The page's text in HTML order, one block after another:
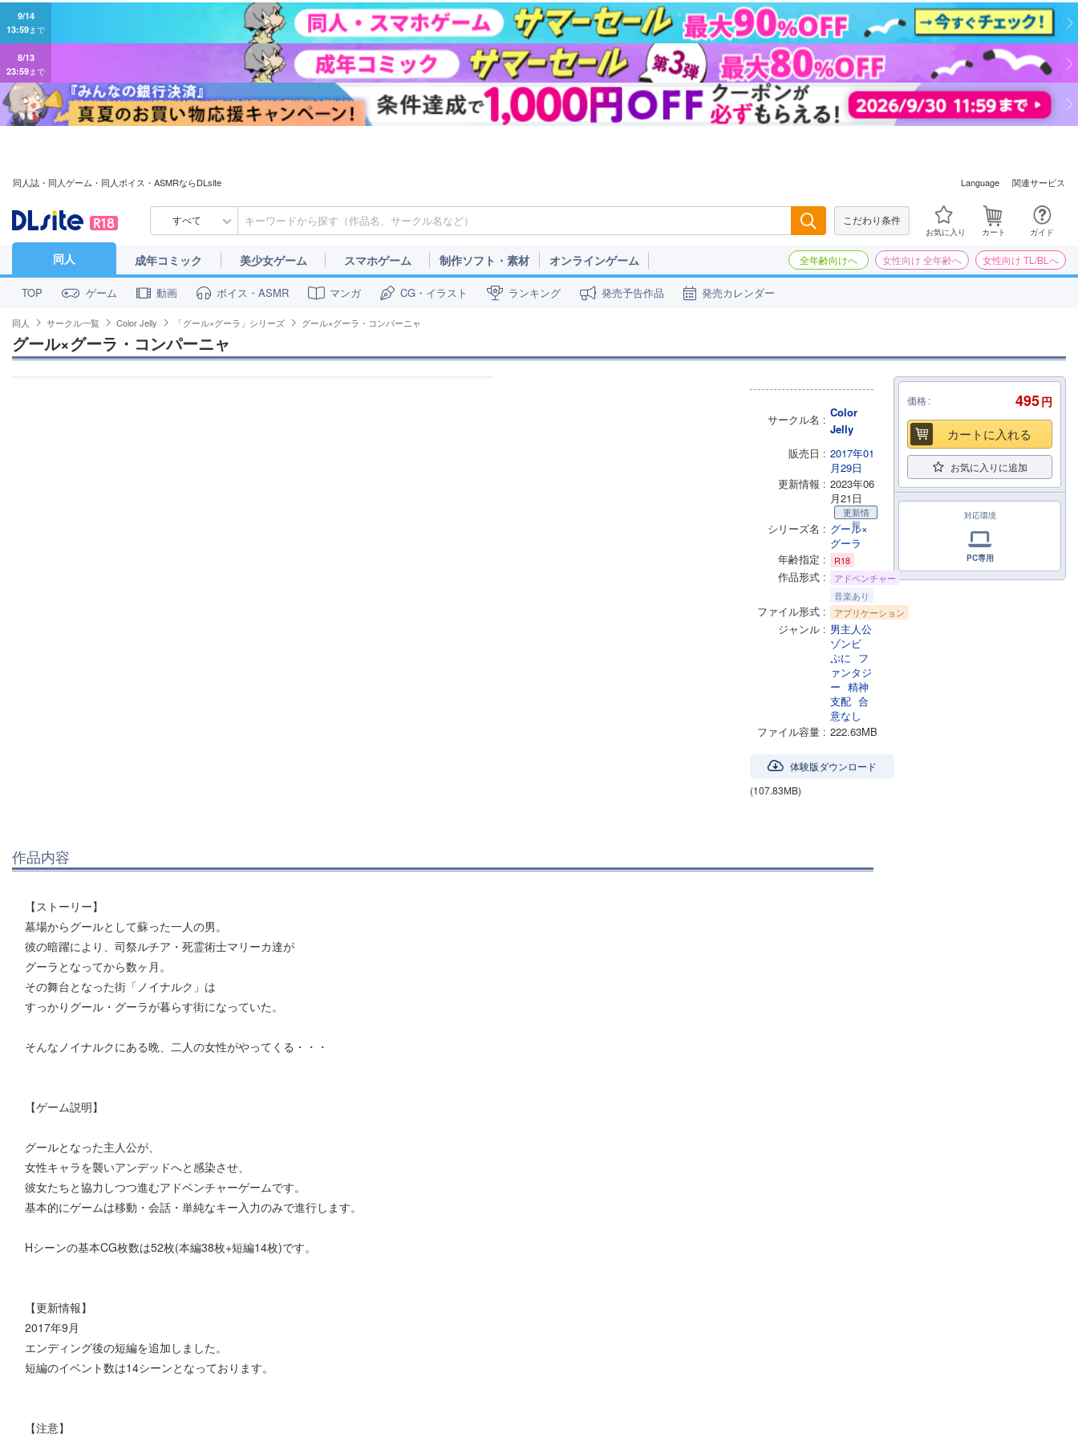
9/14
13:59まで
8/13
23:59まで
同人誌・同人ゲーム・同人ボイス・ASMRならDLsite Language 関連サービス
すべて こだわり条件
お気に入り カート ガイド
同人 成年コミック 美少女ゲーム スマホゲーム 制作ソフト・素材 オンラインゲーム 全年齢向けへ 女性向け 全年齢へ 女性向け TL/BLへ
TOP ゲーム 動画 ボイス・ASMR マンガ CG・イラスト ランキング 発売予告作品 発売カレンダー
同人 サークル一覧 Color Jelly 「グール×グーラ」シリーズ グール×グーラ・コンパーニャ
グール×グーラ・コンパーニャ
サークル名
Color
Jelly
販売日
2017年01
月29日
更新情報
2023年06
月21日
更新情
報
シリーズ名
グール×
グーラ
年齢指定
R18
作品形式
アドベンチャー
音楽あり
ファイル形式 アプリケーション
ジャンル
男主人公
ゾンビ
ぷに フ
ァンタジ
ー 精神
支配 合
意なし
ファイル容量
222.63MB
体験版ダウンロード
(107.83MB)
作品内容
【ストーリー】
墓場からグールとして蘇った一人の男。
彼の暗躍により、司祭ルチア・死霊術士マリーカ達が
グーラとなってから数ヶ月。
その舞台となった街「ノイナルク」は
すっかりグール・グーラが暮らす街になっていた。
そんなノイナルクにある晩、二人の女性がやってくる・・・
【ゲーム説明】
グールとなった主人公が、
女性キャラを襲いアンデッドへと感染させ、
彼女たちと協力しつつ進むアドベンチャーゲームです。
基本的にゲームは移動・会話・単純なキー入力のみで進行します。
Hシーンの基本CG枚数は52枚(本編38枚+短編14枚)です。
【更新情報】
2017年9月
エンディング後の短編を追加しました。
短編のイベント数は14シーンとなっております。
【注意】
価格 495円
カートに入れる
お気に入りに追加
対応環境
PC専用